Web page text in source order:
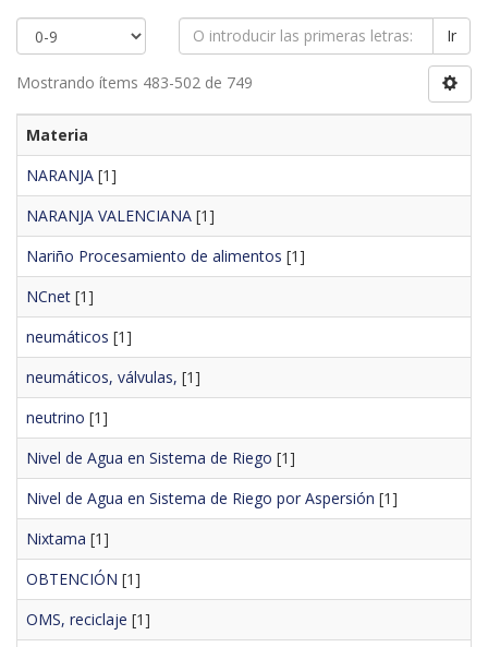
Ir
Mostrando ítems 483-502 de 749
Materia
NARANJA [1]
NARANJA VALENCIANA [1]
Nariño Procesamiento de alimentos [1]
NCnet [1]
neumáticos [1]
neumáticos, válvulas, [1]
neutrino [1]
Nivel de Agua en Sistema de Riego [1]
Nivel de Agua en Sistema de Riego por Aspersión [1]
Nixtama [1]
OBTENCIÓN [1]
OMS, reciclaje [1]